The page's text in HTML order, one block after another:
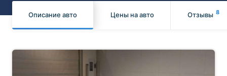
Описание авто Цены на авто Отзывы 8